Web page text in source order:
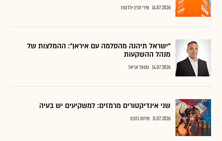
14.07.2026 שירי חביב-ולדהורן
"ישראל תיהנה מהסלמה עם איראן": ההמלצות של
מנהל ההשקעות
14.07.2026 נתנאל אריאל
שני אינדיקטורים מרמזים: למשקיעים יש בעיה
11.07.2026 שירות גלובס